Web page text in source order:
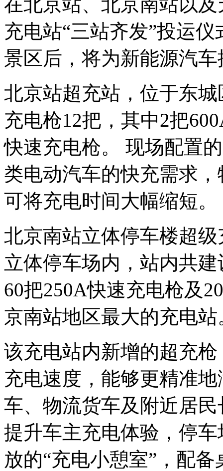
充电站“三站齐发”投运
景区后，将为新能源汽
北京站超充站，位于东
充电枪12把，其中2把
快速充电枪。 现场配置
类电动汽车的快充需求
可将充电时间大幅缩短。
北京南站立体停车楼超
立体停车场内，站内共
60把250A快速充电枪及
京南站地区最大的充电站
该充电站内新增的超充
充电速度，能够更精准
车、物流货车及附近居
提升车主充电体验，停
放的“充电小憩室”，配